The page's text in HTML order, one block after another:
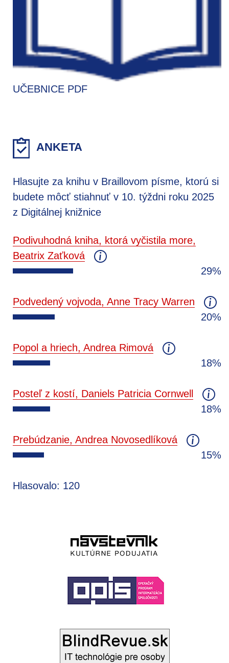
UČEBNICE PDF
ANKETA
Hlasujte za knihu v Braillovom písme, ktorú si
budete môcť stiahnuť v 10. týždni roku 2025
z Digitálnej knižnice
Podivuhodná kniha, ktorá vyčistila more,
Beatrix Zaťková
29%
Podvedený vojvoda, Anne Tracy Warren
20%
Popol a hriech, Andrea Rimová
18%
Posteľ z kostí, Daniels Patricia Cornwell
18%
Prebúdzanie, Andrea Novosedlíková
15%
Hlasovalo: 120